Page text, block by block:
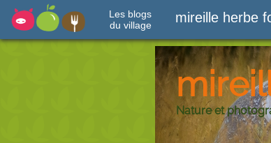
Les blogs
du village
mireille herbe
Nature et